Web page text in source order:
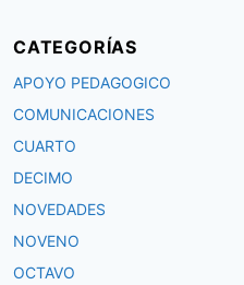
CATEGORÍAS
APOYO PEDAGOGICO
COMUNICACIONES
CUARTO
DECIMO
NOVEDADES
NOVENO
OCTAVO